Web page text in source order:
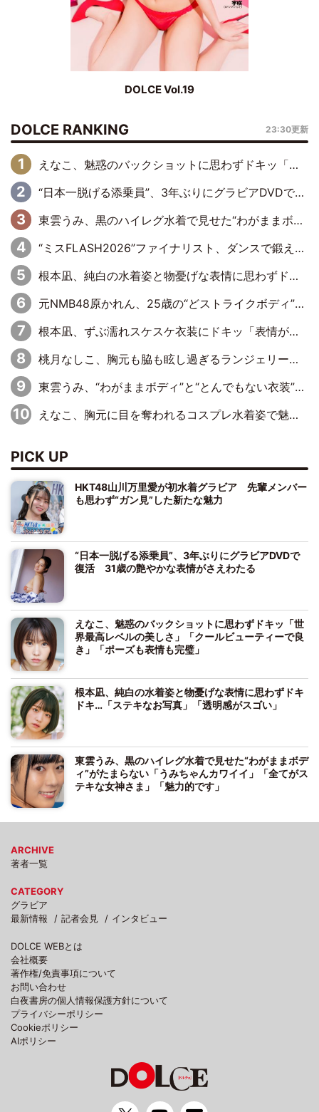
DOLCE Vol.19
DOLCE RANKING 23:30更新
えなこ、魅惑のバックショットに思わずドキッ「世界最高レベルの美しさ」「クールビューティーで良き」「ポーズも表情も完璧」
“日本一脱げる添乗員”、3年ぶりにグラビアDVDで復活 31歳の艶やかな表情がさえわたる
東雲うみ、黒のハイレグ水着で見せた“わがままボディ”がたまらない「うみちゃんカワイイ」「全てがステキな女神さま」「魅力的です」
“ミスFLASH2026”ファイナリスト、ダンスで鍛え上げた健康的な美ボディー披露
根本凪、純白の水着姿と物憂げな表情に思わずドキドキ…「ステキなお写真」「透明感がスゴい」
元NMB48原かれん、25歳の“どストライクボディ”をバリで解禁 169cmモデル体形で挑む初の本格グラビア
根本凪、ずぶ濡れスケスケ衣装にドキッ「表情が良過ぎる」「ねもちゃんの眼差しにドキドキが止まらない」
桃月なしこ、胸元も脇も眩し過ぎるランジェリー＆ビキニ姿を披露「なしこたそ最強」「セクシーでゴージャスで大きなボリューム」
東雲うみ、“わがままボディ”と“とんでもない衣装”で誘惑「パーフェクトなスタイル」「くびれがステキ」「やみつきになるボディ」
えなこ、胸元に目を奪われるコスプレ水着姿で魅了「群を抜く美しさと華やかさ」「えなこりんの千咲は破壊力がスゴい」
PICK UP
HKT48山川万里愛が初水着グラビア 先輩メンバー
も思わず“ガン見”した新たな魅力
“日本一脱げる添乗員”、3年ぶりにグラビアDVDで
復活 31歳の艶やかな表情がさえわたる
えなこ、魅惑のバックショットに思わずドキッ「世
界最高レベルの美しさ」「クールビューティーで良
き」「ポーズも表情も完璧」
根本凪、純白の水着姿と物憂げな表情に思わずドキ
ドキ…「ステキなお写真」「透明感がスゴい」
東雲うみ、黒のハイレグ水着で見せた“わがままボデ
ィ”がたまらない「うみちゃんカワイイ」「全てがス
テキな女神さま」「魅力的です」
ARCHIVE
著者一覧
CATEGORY
グラビア
最新情報
記者会見 インタビュー
DOLCE WEBとは
会社概要
著作権/免責事項について
お問い合わせ
白夜書房の個人情報保護方針について
プライバシーポリシー
Cookieポリシー
AIポリシー